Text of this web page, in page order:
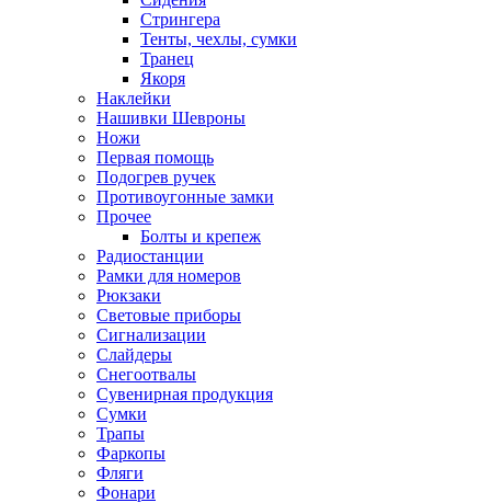
Стрингера
Тенты, чехлы, сумки
Транец
Якоря
Наклейки
Нашивки Шевроны
Ножи
Первая помощь
Подогрев ручек
Противоугонные замки
Прочее
Болты и крепеж
Радиостанции
Рамки для номеров
Рюкзаки
Световые приборы
Сигнализации
Слайдеры
Снегоотвалы
Сувенирная продукция
Сумки
Трапы
Фаркопы
Фляги
Фонари